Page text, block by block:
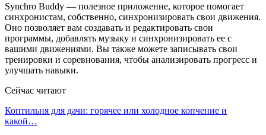
Synchro Buddy — полезное приложение, которое помогает
синхронистам, собственно, синхронизировать свои движения.
Оно позволяет вам создавать и редактировать свои
программы, добавлять музыку и синхронизировать ее с
вашими движениями. Вы также можете записывать свои
тренировки и соревнования, чтобы анализировать прогресс и
улучшать навыки.
Сейчас читают
Коптильня для дачи: горячее или холодное копчение и
какой…